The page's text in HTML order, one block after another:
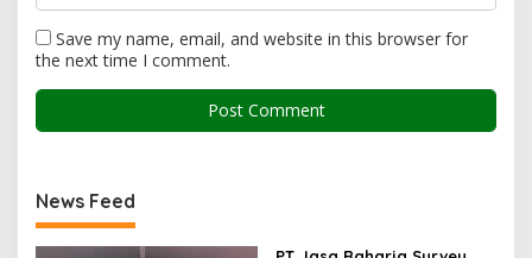
Save my name, email, and website in this browser for
the next time I comment.
News Feed